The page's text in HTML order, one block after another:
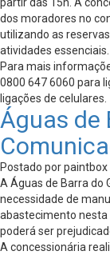
dos moradores no
utilizando as
atividades essenciais.
Para mais
0800 647 6060 para
ligações de celulares.
Águas de
Postado por
A Águas de Barra do
necessidade de
abastecimento
poderá ser
A concessionária